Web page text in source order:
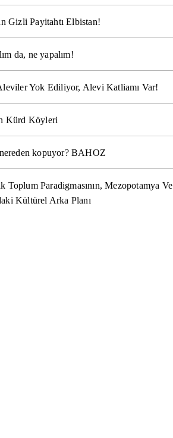
Gizli Payitahtı Elbistan!
da, ne yapalım!
Yok Ediliyor, Alevi Katliamı Var!
Kürd Köyleri
kopuyor? BAHOZ
Toplum Paradigmasının, Mezopotamya Ve
Kültürel Arka Planı